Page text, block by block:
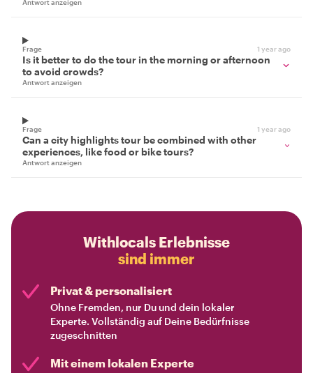
Antwort anzeigen
Frage 1 year ago
Is it better to do the tour in the morning or afternoon
to avoid crowds?
Antwort anzeigen
Frage 1 year ago
Can a city highlights tour be combined with other
experiences, like food or bike tours?
Antwort anzeigen
Withlocals Erlebnisse
sind immer
Privat & personalisiert
Ohne Fremden, nur Du und dein lokaler
Experte. Vollständig auf Deine Bedürfnisse
zugeschnitten
Mit einem lokalen Experte